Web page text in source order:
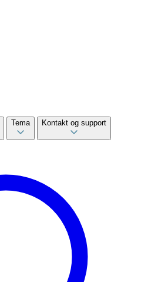
Tema Kontakt og support